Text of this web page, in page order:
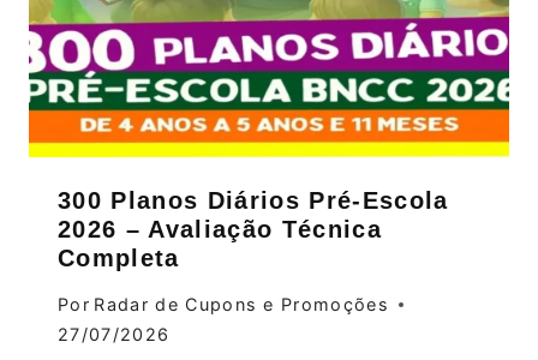
300 Planos Diários Pré-Escola
2026 – Avaliação Técnica
Completa
Por Radar de Cupons e Promoções
27/07/2026